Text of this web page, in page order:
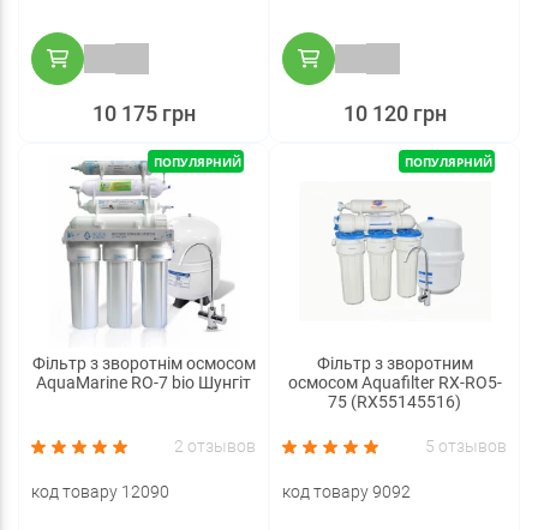
10 175 грн 10 120 грн
ПОПУЛЯРНИЙ
Фільтр з зворотнім осмосом
AquaMarine RO-7 bio Шунгіт
2 отзывов
код товару 12090
ПОПУЛЯРНИЙ
Фільтр з зворотним
осмосом Aquafilter RX-RO5-
75 (RX55145516)
5 отзывов
код товару 9092